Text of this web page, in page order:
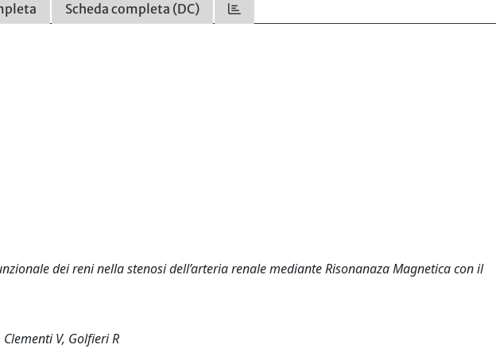
Scheda completa (DC)
dei reni nella stenosi dell’arteria renale mediante Risonanaza Magnetica con il
V, Golfieri R